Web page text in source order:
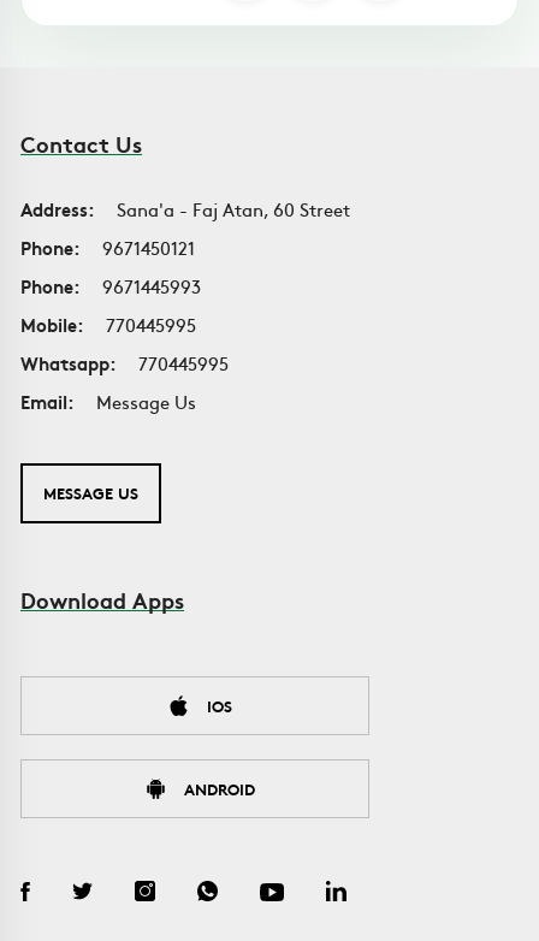
Contact Us
Address:
Sana'a - Faj Atan, 60 Street
Phone:
9671450121
Phone:
9671445993
Mobile:
770445995
Whatsapp:
770445995
Email:
Message Us
MESSAGE US
Download Apps
IOS
ANDROID